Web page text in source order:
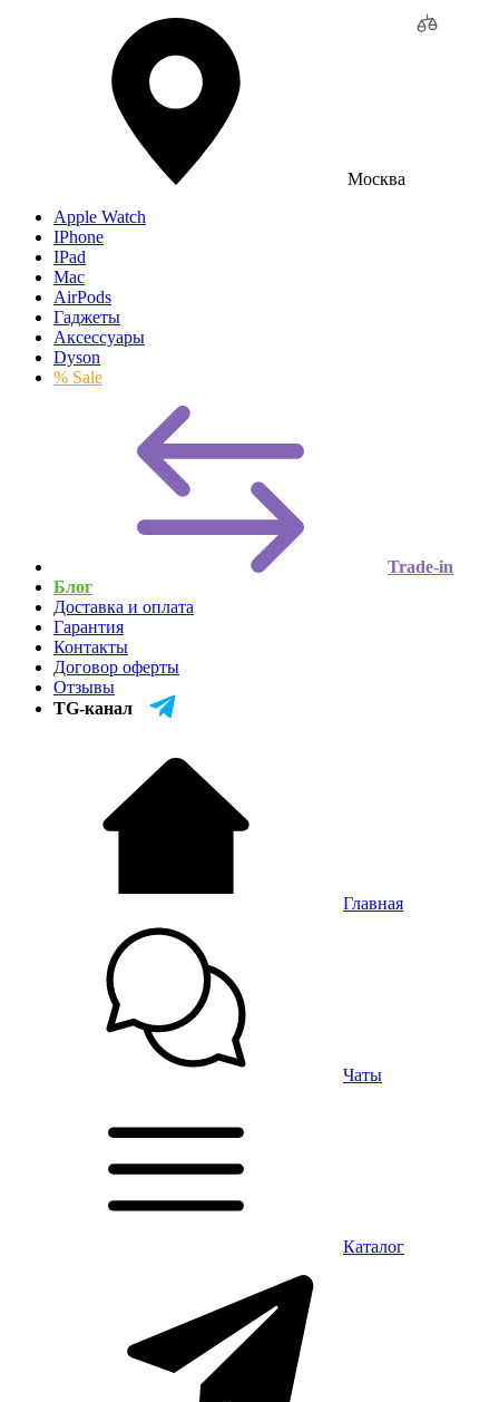
Москва
Apple Watch
IPhone
IPad
Mac
AirPods
Гаджеты
Аксессуары
Dyson
% Sale
Trade-in
Блог
Доставка и оплата
Гарантия
Контакты
Договор оферты
Отзывы
TG-канал
Главная
Чаты
Каталог